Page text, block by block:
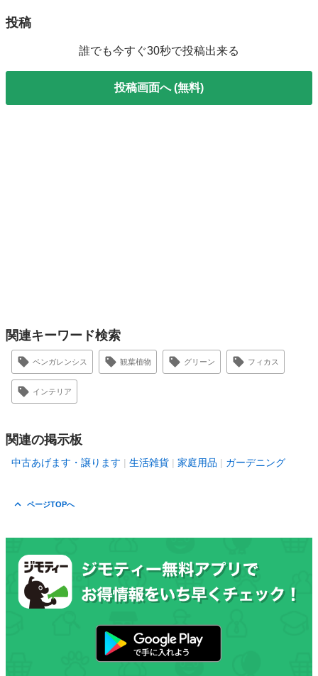
投稿
誰でも今すぐ30秒で投稿出来る
投稿画面へ (無料)
関連キーワード検索
ベンガレンシス 観葉植物 グリーン フィカス
インテリア
関連の掲示板
中古あげます・譲ります 生活雑貨 家庭用品 ガーデニング
ページTOPへ